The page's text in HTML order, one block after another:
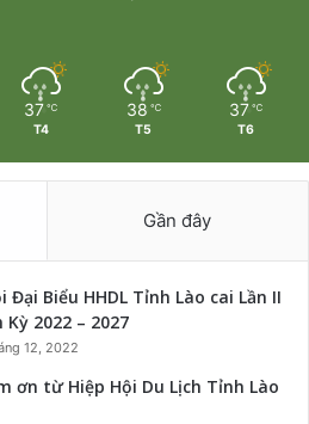
37 ℃
T4
38 ℃
T5
37 ℃
T6
Gần đây
Đại Biểu HHDL Tỉnh Lào cai Lần II
Kỳ 2022 – 2027
12, 2022
ơn từ Hiệp Hội Du Lịch Tỉnh Lào